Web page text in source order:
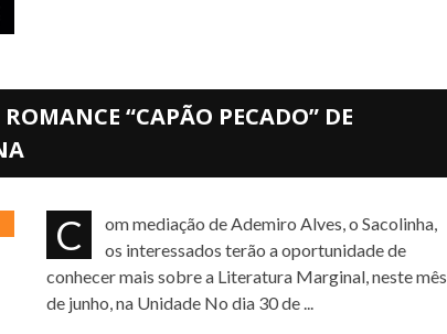
“CAPÃO PECADO” DE
Com mediação de Ademiro Alves, o Sacolinha,
os interessados terão a oportunidade de
conhecer mais sobre a Literatura Marginal, neste mês
de junho, na Unidade No dia 30 de ...